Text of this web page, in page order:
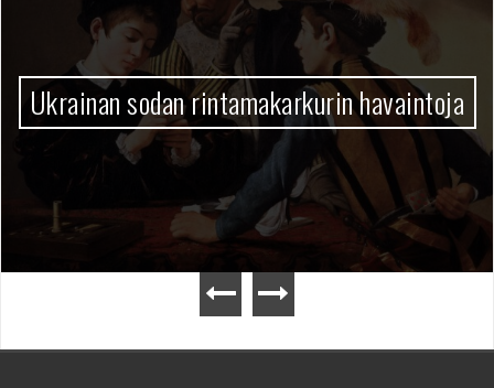
Ukrainan sodan rintamakarkurin havaintoja